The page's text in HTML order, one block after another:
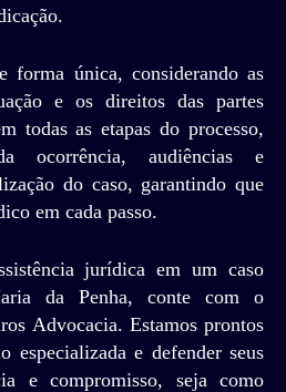
forma única, considerando as
e os direitos das partes
todas as etapas do processo,
ocorrência, audiências e
do caso, garantindo que
em cada passo.
jurídica em um caso
da Penha, conte com o
Advocacia. Estamos prontos
especializada e defender seus
e compromisso, seja como